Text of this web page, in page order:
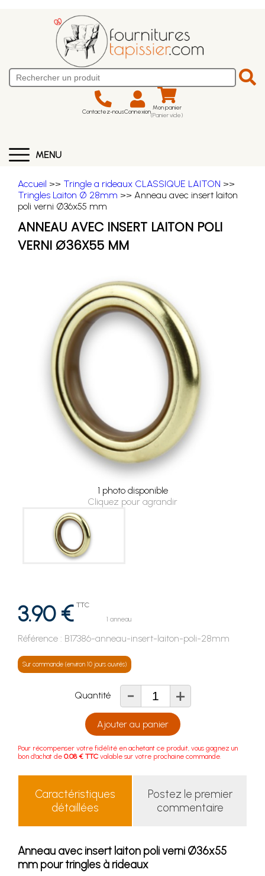
Contactez-nousConnexion Mon panier
(Panier vide)
MENU
Accueil >> Tringle a rideaux CLASSIQUE LAITON >>
Tringles Laiton Ø 28mm >> Anneau avec insert laiton
poli verni Ø36x55 mm
ANNEAU AVEC INSERT LAITON POLI
VERNI Ø36X55 MM
1 photo disponible
Cliquez pour agrandir
3.90 € TTC
1 anneau
Référence : B17386-anneau-insert-laiton-poli-28mm
Sur commande (environ 10 jours ouvrés)
Quantité - +
Ajouter au panier
Pour récompenser votre fidélité en achetant ce produit, vous gagnez un
bon d'achat de 0.08 € TTC valable sur votre prochaine commande.
Caractéristiques
détaillées
Postez le premier
commentaire
Anneau avec insert laiton poli verni Ø36x55
mm pour tringles à rideaux